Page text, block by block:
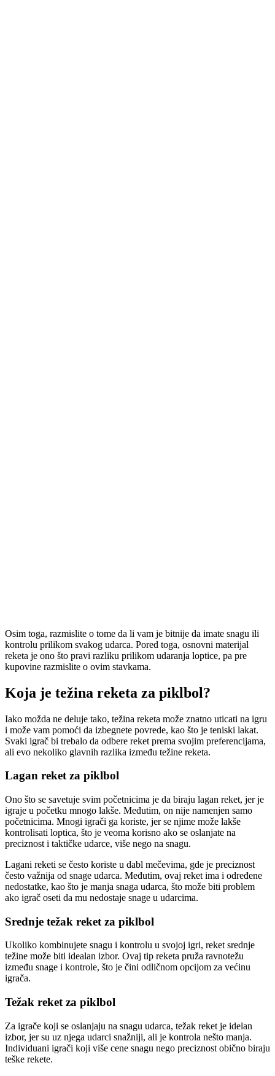
Osim toga, razmislite o tome da li vam je bitnije da imate snagu ili
kontrolu prilikom svakog udarca. Pored toga, osnovni materijal
reketa je ono što pravi razliku prilikom udaranja loptice, pa pre
kupovine razmislite o ovim stavkama.
Koja je težina reketa za piklbol?
Iako možda ne deluje tako, težina reketa može znatno uticati na igru
i može vam pomoći da izbegnete povrede, kao što je teniski lakat.
Svaki igrač bi trebalo da odbere reket prema svojim preferencijama,
ali evo nekoliko glavnih razlika između težine reketa.
Lagan reket za piklbol
Ono što se savetuje svim početnicima je da biraju lagan reket, jer je
igraje u početku mnogo lakše. Međutim, on nije namenjen samo
početnicima. Mnogi igrači ga koriste, jer se njime može lakše
kontrolisati loptica, što je veoma korisno ako se oslanjate na
preciznost i taktičke udarce, više nego na snagu.
Lagani reketi se često koriste u dabl mečevima, gde je preciznost
često važnija od snage udarca. Međutim, ovaj reket ima i određene
nedostatke, kao što je manja snaga udarca, što može biti problem
ako igrač oseti da mu nedostaje snage u udarcima.
Srednje težak reket za piklbol
Ukoliko kombinujete snagu i kontrolu u svojoj igri, reket srednje
težine može biti idealan izbor. Ovaj tip reketa pruža ravnotežu
između snage i kontrole, što je čini odličnom opcijom za većinu
igrača.
Težak reket za piklbol
Za igrače koji se oslanjaju na snagu udarca, težak reket je idelan
izbor, jer su uz njega udarci snažniji, ali je kontrola nešto manja.
Individuani igrači koji više cene snagu nego preciznost obično biraju
teške rekete.